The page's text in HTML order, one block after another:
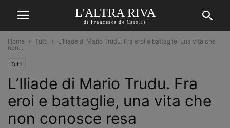
L'ALTRA RIVA
di Francesca de Carolis
Home Tutti
L’Iliade di Mario Trudu. Fra eroi e battaglie, una vita che
non...
Tutti
L’Iliade di Mario Trudu. Fra
eroi e battaglie, una vita che
non conosce resa